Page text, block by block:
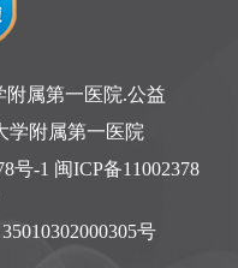
属第一医院.公益
学附属第一医院
号-1 闽ICP备11002378
号